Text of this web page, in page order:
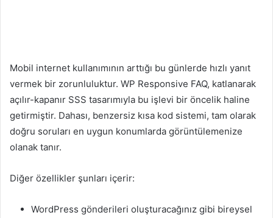
Mobil internet kullanımının arttığı bu günlerde hızlı yanıt
vermek bir zorunluluktur. WP Responsive FAQ, katlanarak
açılır-kapanır SSS tasarımıyla bu işlevi bir öncelik haline
getirmiştir. Dahası, benzersiz kısa kod sistemi, tam olarak
doğru soruları en uygun konumlarda görüntülemenize
olanak tanır.
Diğer özellikler şunları içerir:
WordPress gönderileri oluşturacağınız gibi bireysel